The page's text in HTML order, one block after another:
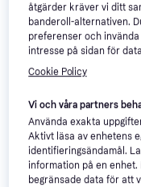
Bestway Hydro Force
Panorama Set
Uppblåsbar SUP, Längd
1 999 kr
4 butiker
åtgärder kräver vi ditt
banderoll-alternativen.
preferenser och
intresse på sidan för
Cookie Policy
Vi och våra partners
Använda exakta
Aktivt läsa av enhetens
identifieringsändamål.
information på en
begränsade data för att